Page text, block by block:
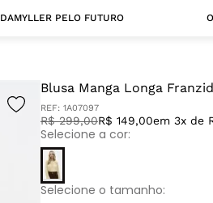
DAMYLLER PELO FUTURO
Blusa Manga Longa
REF: 1A07097
R$ 299,00R$ 149,00em 3x de